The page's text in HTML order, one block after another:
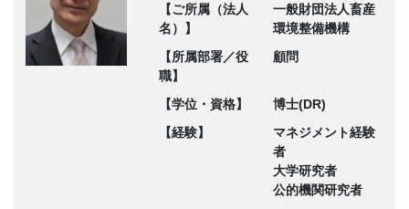
【ご所属（法人
名）】
一般財団法人畜産
環境整備機構
【所属部署／役
職】
顧問
【学位・資格】
博士(DR)
【経験】
マネジメント経験
者
大学研究者
公的機関研究者